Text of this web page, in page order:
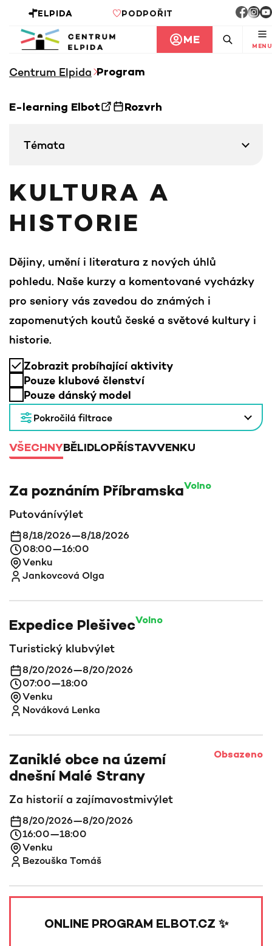
ELPIDA PODPOŘIT
ME MENU
Centrum Elpida Program
E-learning Elbot Rozvrh
Témata
KULTURA A
HISTORIE
Dějiny, umění i literatura z nových úhlů
pohledu. Naše kurzy a komentované vycházky
pro seniory vás zavedou do známých i
zapomenutých koutů české a světové kultury i
historie.
Zobrazit probíhající aktivity
Pouze klubové členství
Pouze dánský model
Pokročilá filtrace
VŠECHNYBĚLIDLOPŘÍSTAVVENKU
Za poznáním PříbramskaVolno
Putovánívýlet
8/18/2026—8/18/2026
08:00—16:00
Venku
Jankovcová Olga
Expedice PlešivecVolno
Turistický klubvýlet
8/20/2026—8/20/2026
07:00—18:00
Venku
Nováková Lenka
Zaniklé obce na území
dnešní Malé Strany
Obsazeno
Za historií a zajímavostmivýlet
8/20/2026—8/20/2026
16:00—18:00
Venku
Bezouška Tomáš
ONLINE PROGRAM ELBOT.CZ ✨